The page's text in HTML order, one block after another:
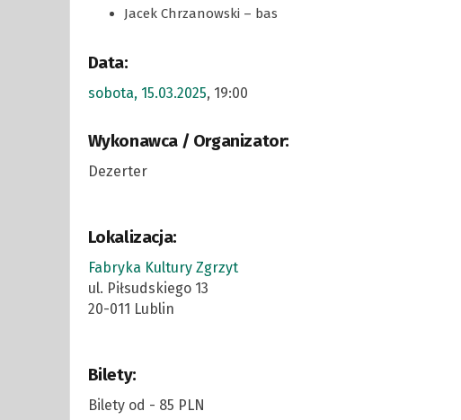
Jacek Chrzanowski – bas
Data:
sobota, 15.03.2025, 19:00
Wykonawca / Organizator:
Dezerter
Lokalizacja:
Fabryka Kultury Zgrzyt
ul. Piłsudskiego 13
20-011 Lublin
Bilety:
Bilety od - 85 PLN